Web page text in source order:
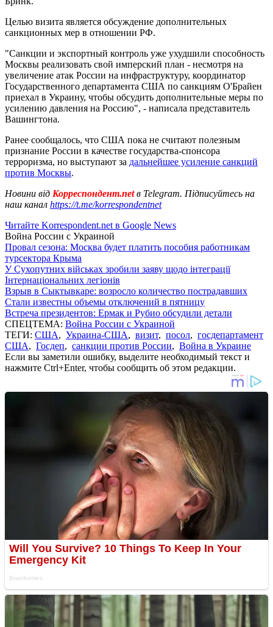
Целью визита является обсуждение дополнительных
санкционных мер в отношении РФ.
"Санкции и экспортный контроль уже ухудшили способность
Москвы реализовать свой имперский план - несмотря на
увеличение атак России на инфраструктуру, координатор
Государственного департамента США по санкциям О'Брайен
приехал в Украину, чтобы обсудить дополнительные меры по
усилению давления на Россию", - написала представитель
Вашингтона.
Ранее сообщалось, что США пока не считают полезным
признание России в качестве государства-спонсора
терроризма, но выступают за дальнейшее усиление санкций
против Москвы.
Новини від Корреспондент.netв Telegram. Підписуйтесь на
наш канал https://t.me/korrespondentnet
Читайте Korrespondent.net в Google News
Война России с Украиной
Провал сезона: Москва будет платить пособия работникам
турсектора Крыма
У Сухопутних військах зробили заяву щодо інтеграції
Інтернаціональних легіонів
Взрыв в Сыктывкаре: возросло количество пострадавших
Стали известны объемы отключений в пятницу
Встреча президентов: Ермак и Рубио обсудили детали
СПЕЦТЕМА: Война России с Украиной
ТЕГИ: США, Украина-США, визит, посол, госдепартамент
США, Госдеп, санкции против России, Война в Украине
Если вы заметили ошибку, выделите необходимый текст и
нажмите Ctrl+Enter, чтобы сообщить об этом редакции.